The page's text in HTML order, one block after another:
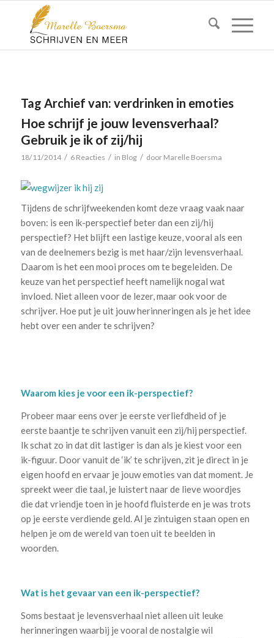
Tag Archief van: verdrinken in emoties
Hoe schrijf je jouw levensverhaal?
Gebruik je ik of zij/hij
18/11/2014 / 6 Reacties / in Blog / door Marelle Boersma
Tijdens de schrijfweekenden komt deze vraag vaak naar
boven: is een ik-perspectief beter dan een zij/hij
perspectief? Het blijft een lastige keuze, vooral als een
van de deelnemers bezig is met haar/zijn levensverhaal.
Daarom is het een mooi proces om te begeleiden. De
keuze van het perspectief heeft namelijk nogal wat
invloed. Niet alleen voor de lezer, maar ook voor de
schrijver. Hoe put je uit jouw herinneringen als je het idee
hebt over een ander te schrijven?
Waarom kies je voor een ik-perspectief?
Probeer maar eens over je eerste verliefdheid of je
eerste baantje te schrijven vanuit een zij/hij perspectief.
Ik schat zo in dat dit lastiger is dan als je kiest voor een
ik-figuur. Door vanuit de ‘ik’ te schrijven, zit je direct in je
eigen hoofd en ervaar je jouw emoties van dat moment. Je
spreekt weer die taal, je luistert naar de lieve woordjes
die dat vriendje toen in je hoofd fluisterde en je was trots
op je eerste verdiende geld. Al je zintuigen staan open en
helpen je om de wereld van toen uit te beelden in
woorden.
Wat is het gevaar van een ik-perspectief?
Soms bestaat je levensverhaal niet alleen uit leuke
herinneringen waarbij je vooral de nostalgie wil